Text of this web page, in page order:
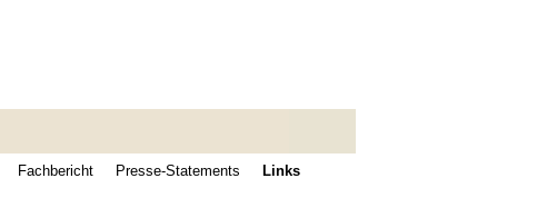
Fachbericht Presse-Statements Links